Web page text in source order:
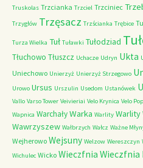
Truskolas Trzcianka Trzciel Trzciniec
Trzygłów Trzęsacz Trzścianka Trębice
Turza Wielka Tuł Tuławki Tułodziad
Tłuchowo Tłuszcz Uchacze Udryn Ukta
Uniechowo Unierzyż Unierzyż Strzegowo
Urowo Ursus Urszulin Usedom Ustanówek
Vallo Varso Tower Veivieriai Velo Krynica Velo
Wapnica WarchałyWarka Warlity Warlity
Wawrzyszew Wałbrzych Wałcz Ważne
Wejherowo Wejsuny Welzow Wereszczyn
Wichulec Wicko Wieczfnia Wieczfnia